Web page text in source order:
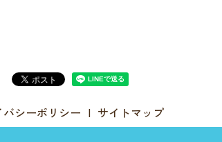
バシーポリシー サイトマップ